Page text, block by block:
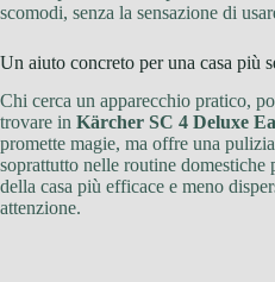
scomodi, senza la sensazione di
Un aiuto concreto per una casa più
Chi cerca un apparecchio pratico,
trovare in Kärcher SC 4 Deluxe
promette magie, ma offre una
soprattutto nelle routine domestiche
della casa più efficace e meno
attenzione.